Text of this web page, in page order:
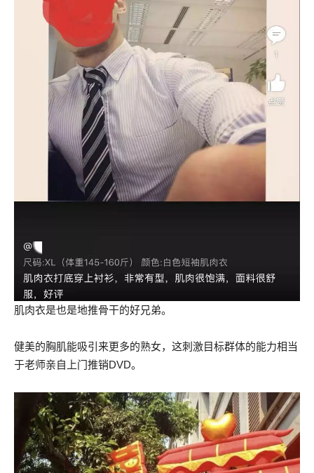
肌肉衣是也是地推骨干的好兄弟。
健美的胸肌能吸引来更多的熟女，这刺激目标群体的能力相当
于老师亲自上门推销DVD。